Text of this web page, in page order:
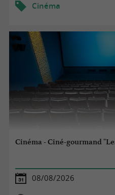
Cinéma
Cinéma - Ciné-gourmand
08/08/2026